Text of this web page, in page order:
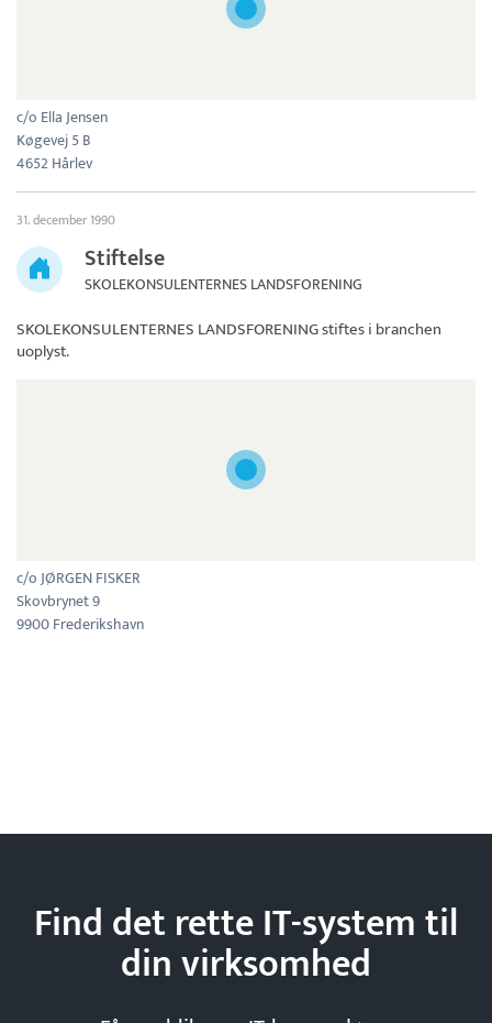
c/o Ella Jensen
Køgevej 5 B
4652 Hårlev
31. december 1990
Stiftelse
SKOLEKONSULENTERNES LANDSFORENING
SKOLEKONSULENTERNES LANDSFORENINGstiftes i branchen
uoplyst.
c/o JØRGEN FISKER
Skovbrynet 9
9900 Frederikshavn
Find det rette IT-system til
dinvirksomhed